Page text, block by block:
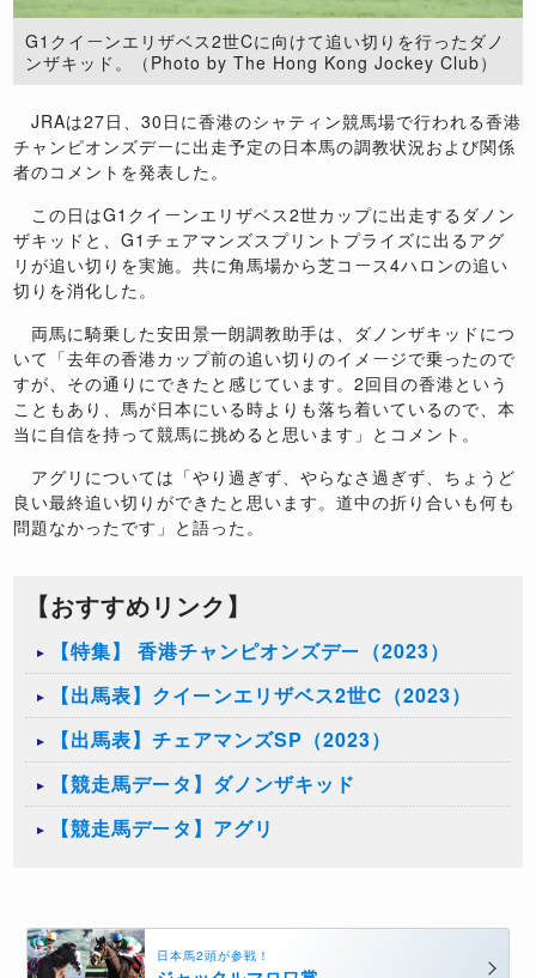
G1クイーンエリザベス2世Cに向けて追い切りを行ったダノ
ンザキッド。（Photo by The Hong Kong Jockey Club）
JRAは27日、30日に香港のシャティン競馬場で行われる香港
チャンピオンズデーに出走予定の日本馬の調教状況および関係
者のコメントを発表した。
この日はG1クイーンエリザベス2世カップに出走するダノン
ザキッドと、G1チェアマンズスプリントプライズに出るアグ
リが追い切りを実施。共に角馬場から芝コース4ハロンの追い
切りを消化した。
両馬に騎乗した安田景一朗調教助手は、ダノンザキッドにつ
いて「去年の香港カップ前の追い切りのイメージで乗ったので
すが、その通りにできたと感じています。2回目の香港という
こともあり、馬が日本にいる時よりも落ち着いているので、本
当に自信を持って競馬に挑めると思います」とコメント。
アグリについては「やり過ぎず、やらなさ過ぎず、ちょうど
良い最終追い切りができたと思います。道中の折り合いも何も
問題なかったです」と語った。
【おすすめリンク】
【特集】 香港チャンピオンズデー（2023）
【出馬表】クイーンエリザベス2世C（2023）
【出馬表】チェアマンズSP（2023）
【競走馬データ】ダノンザキッド
【競走馬データ】アグリ
日本馬2頭が参戦！